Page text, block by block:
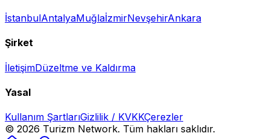
İstanbulAntalyaMuğlaİzmirNevşehirAnkara
Şirket
İletişimDüzeltme ve Kaldırma
Yasal
Kullanım ŞartlarıGizlilik / KVKKÇerezler
© 2026 Turizm Network. Tüm hakları saklıdır.